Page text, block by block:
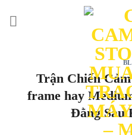
Trận Chiến
frame hay
Đằng Sau